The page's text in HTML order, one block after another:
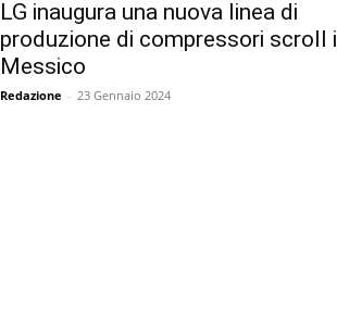
LG inaugura una nuova linea di
produzione di compressori scroll
Messico
Redazione - 23 Gennaio 2024